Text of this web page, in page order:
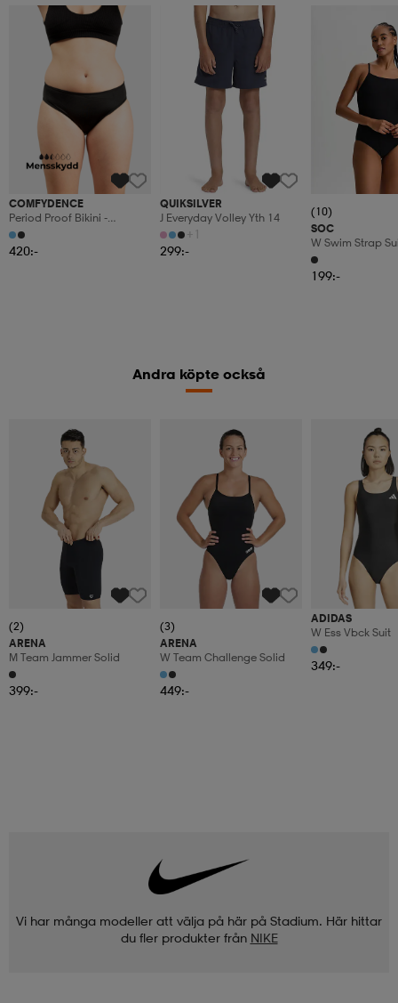
COMFYDENCE
Period Proof Bikini -
Sunshine- W
420:-
QUIKSILVER
J Everyday Volley Yth 14
+1
299:-
(10)
SOC
W Swim Strap
199:-
Andra köpte också
(2)
ARENA
M Team Jammer Solid
399:-
(3)
ARENA
W Team Challenge Solid
449:-
ADIDAS
W Ess Vbck Suit
349:-
Vi har många modeller att välja på här på Stadium. Här hittar
du fler produkter från NIKE